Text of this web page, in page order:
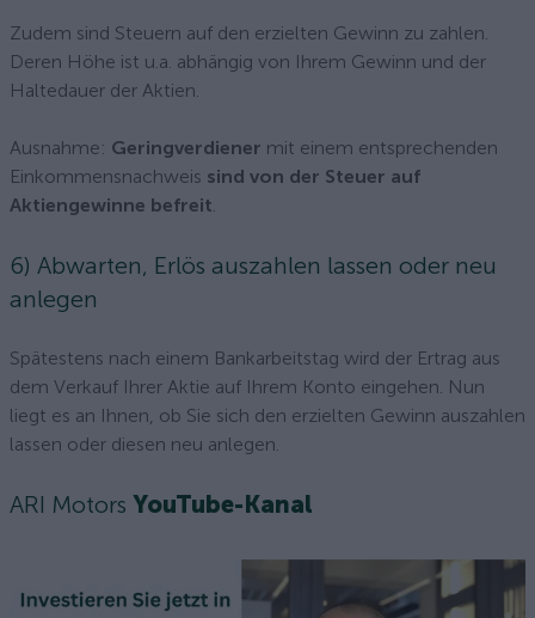
Zudem sind Steuern auf den erzielten Gewinn zu zahlen.
Deren Höhe ist u.a. abhängig von Ihrem Gewinn und der
Haltedauer der Aktien.
Ausnahme: Geringverdiener mit einem entsprechenden
Einkommensnachweis sind von der Steuer auf
Aktiengewinne befreit.
6) Abwarten, Erlös auszahlen lassen oder neu
anlegen
Spätestens nach einem Bankarbeitstag wird der Ertrag aus
dem Verkauf Ihrer Aktie auf Ihrem Konto eingehen. Nun
liegt es an Ihnen, ob Sie sich den erzielten Gewinn auszahlen
lassen oder diesen neu anlegen.
ARI Motors YouTube-Kanal